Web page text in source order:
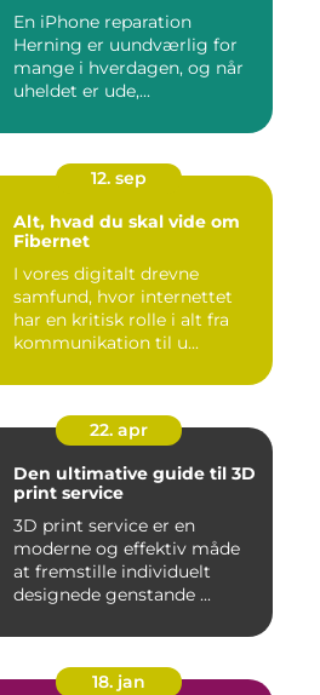
En iPhone reparation
Herning er uundværlig for
mange i hverdagen, og når
uheldet er ude,...
12. sep
Alt, hvad du skal vide om
Fibernet
I vores digitalt drevne
samfund, hvor internettet
har en kritisk rolle i alt fra
kommunikation til u...
22. apr
Den ultimative guide til 3D
print service
3D print service er en
moderne og effektiv måde
at fremstille individuelt
designede genstande ...
18. jan